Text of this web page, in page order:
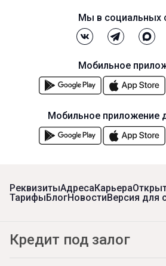
РеквизитыАдресаКарьера
ТарифыБлогНовостиВерсия для
Кредит под залог
Мы в социальных
Мобильное
Мобильное приложение